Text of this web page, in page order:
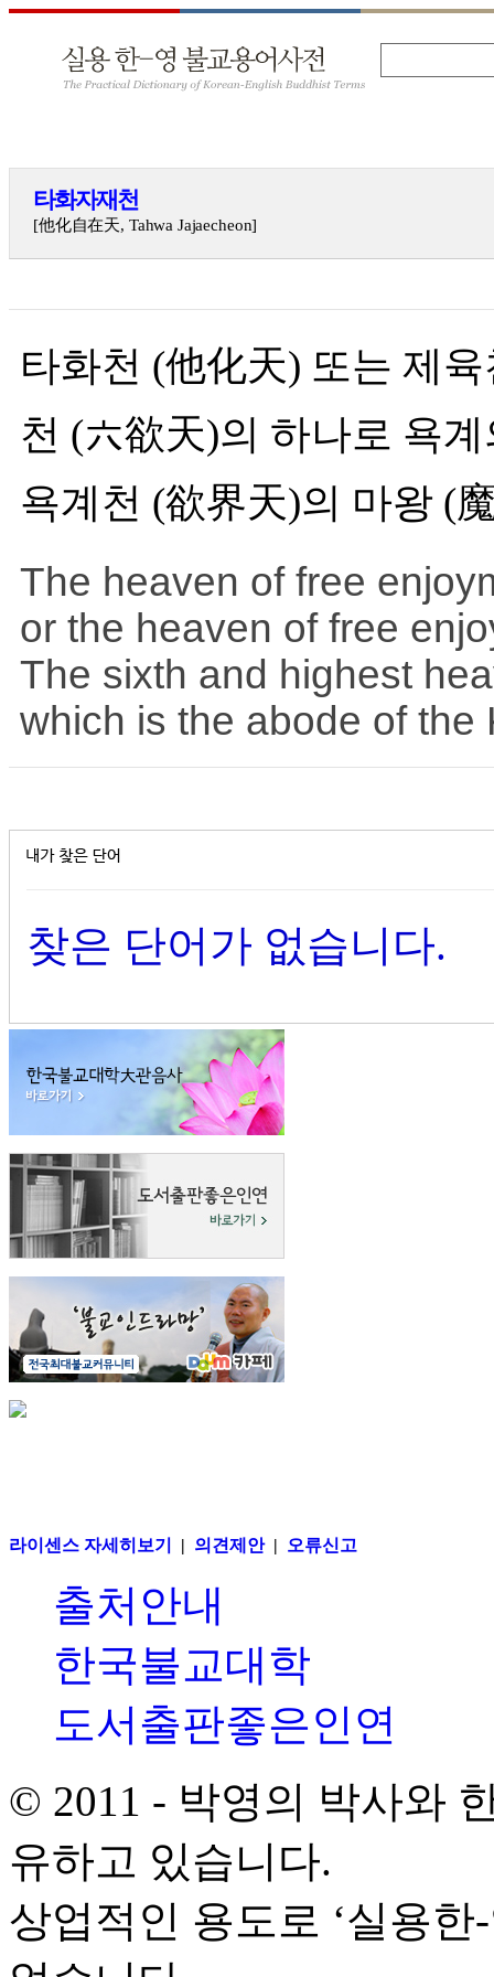
타화자재천
[他化自在天, Tahwa Jajaecheon]
타화천 (他化天) 또는 제
천 (六欲天)의 하나로 욕
욕계천 (欲界天)의 마왕 (
The heaven of free
or the heaven of free
The sixth and highest
which is the abode of the
찾은 단어가 없습니다.
라이센스 자세히보기 | 의견제안| 오류신고
출처안내
한국불교대학
도서출판좋은인연
© 2011 - 박영의 박사와
유하고 있습니다.
상업적인 용도로 ‘실용